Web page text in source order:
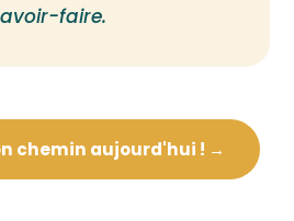
faire.
chemin aujourd'hui ! →